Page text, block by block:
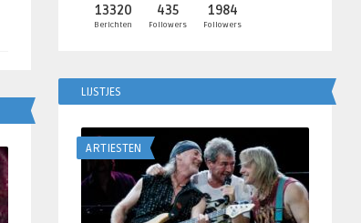
13320
Berichten
435
Followers
1984
Followers
LIJSTJES
ARTIESTEN